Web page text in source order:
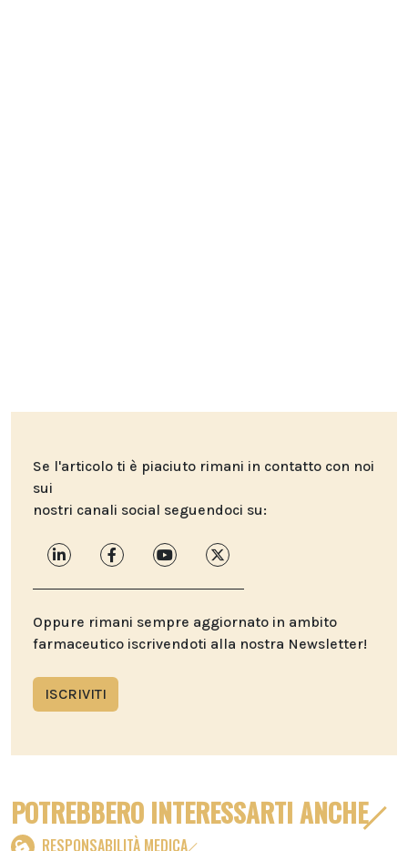
Se l'articolo ti è piaciuto rimani in contatto con noi
sui
nostri canali social seguendoci su:
Oppure rimani sempre aggiornato in ambito
farmaceutico iscrivendoti alla nostra Newsletter!
ISCRIVITI
POTREBBERO INTERESSARTI ANCHE
RESPONSABILITÀ MEDICA